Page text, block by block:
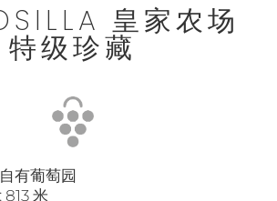
皇家农场
特级珍藏
有葡萄园
813 米